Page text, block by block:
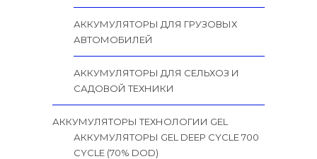
АККУМУЛЯТОРЫ ДЛЯ ГРУЗОВЫХ
АВТОМОБИЛЕЙ
АККУМУЛЯТОРЫ ДЛЯ СЕЛЬХОЗ И
САДОВОЙ ТЕХНИКИ
АККУМУЛЯТОРЫ ТЕХНОЛОГИИ GEL
АККУМУЛЯТОРЫ GEL DEEP CYCLE 700
CYCLE (70% DOD)